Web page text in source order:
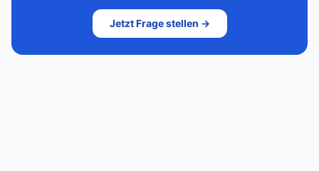
Jetzt Frage stellen →